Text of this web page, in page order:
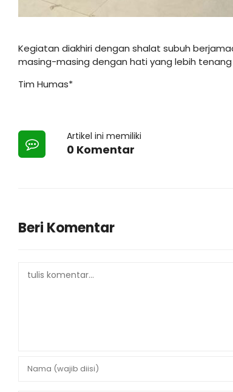
Kegiatan diakhiri dengan shalat subuh
masing-masing dengan hati yang lebih
Tim Humas*
Artikel ini memiliki
0 Komentar
Beri Komentar